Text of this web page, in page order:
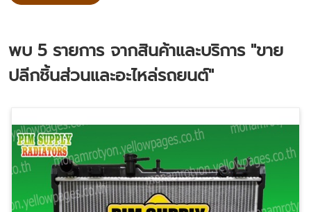
พบ 5 รายการ จากสินค้าและบริการ "ขาย
ปลีกชิ้นส่วนและอะไหล่รถยนต์"